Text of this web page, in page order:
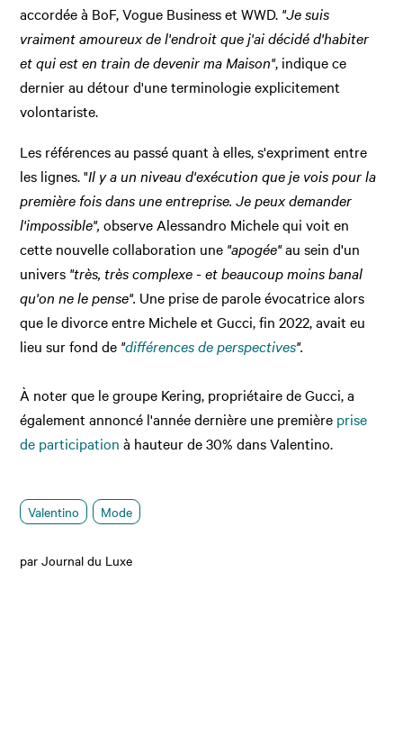
accordée à BoF, Vogue Business et WWD. "Je suis
vraiment amoureux de l'endroit que j'ai décidé d'habiter
et qui est en train de devenir ma Maison", indique ce
dernier au détour d'une terminologie explicitement
volontariste.
Les références au passé quant à elles, s'expriment entre
les lignes. "Il y a un niveau d'exécution que je vois pour la
première fois dans une entreprise. Je peux demander
l'impossible",observe Alessandro Michele qui voit en
cette nouvelle collaboration une "apogée"au sein d'un
univers "très, très complexe - et beaucoup moins banal
qu'on ne le pense". Une prise de parole évocatrice alors
que le divorce entre Michele et Gucci, fin 2022, avait eu
lieu sur fond de "différences de perspectives".
À noter que le groupe Kering, propriétaire de Gucci, a
également annoncé l'année dernière une première prise
de participation à hauteur de 30% dans Valentino.
Valentino Mode
par Journal du Luxe